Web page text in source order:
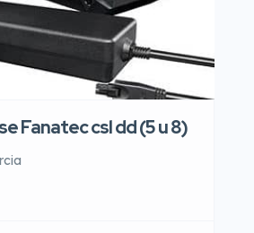
Fanatec csl dd (5 u 8)